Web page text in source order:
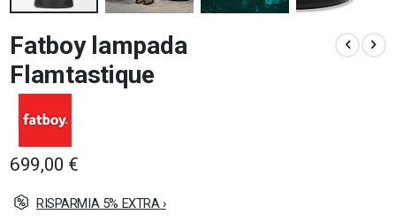
all'inizio
della
galleria
di
immagini
Fatboy lampada
Flamtastique
699,00 €
RISPARMIA 5% EXTRA ›